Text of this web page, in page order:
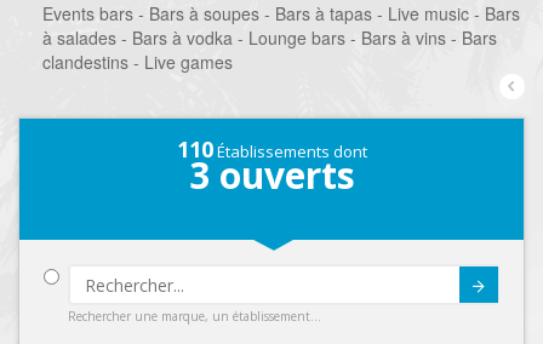
Events bars - Bars à soupes - Bars à tapas - Live music - Bars
à salades - Bars à vodka - Lounge bars - Bars à vins - Bars
clandestins - Live games
110Établissements dont
3 ouverts
Rechercher une marque, un établissement...